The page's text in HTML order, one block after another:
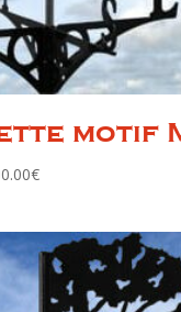
motif
€Plage
200.00€
à
300.00€